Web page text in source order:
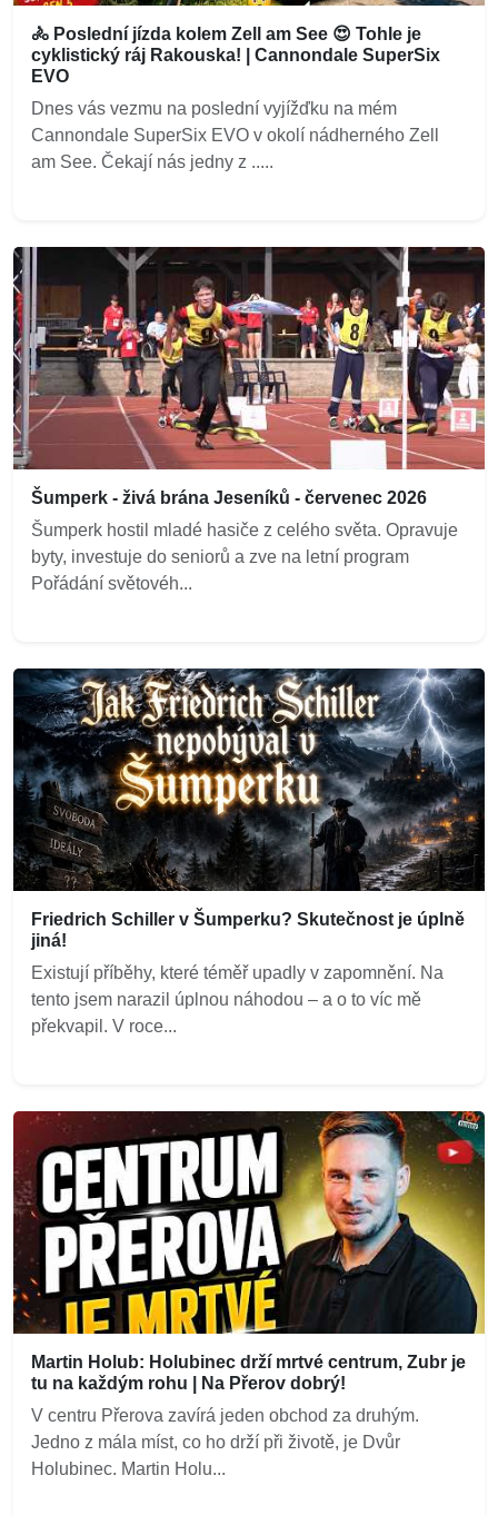
🚴 Poslední jízda kolem Zell am See 😍 Tohle je
cyklistický ráj Rakouska! | Cannondale SuperSix
EVO
Dnes vás vezmu na poslední vyjížďku na mém
Cannondale SuperSix EVO v okolí nádherného Zell
am See. Čekají nás jedny z .....
Šumperk - živá brána Jeseníků - červenec 2026
Šumperk hostil mladé hasiče z celého světa. Opravuje
byty, investuje do seniorů a zve na letní program
Pořádání světovéh...
Friedrich Schiller v Šumperku? Skutečnost je úplně
jiná!
Existují příběhy, které téměř upadly v zapomnění. Na
tento jsem narazil úplnou náhodou – a o to víc mě
překvapil. V roce...
Martin Holub: Holubinec drží mrtvé centrum, Zubr je
tu na každým rohu | Na Přerov dobrý!
V centru Přerova zavírá jeden obchod za druhým.
Jedno z mála míst, co ho drží při životě, je Dvůr
Holubinec. Martin Holu...